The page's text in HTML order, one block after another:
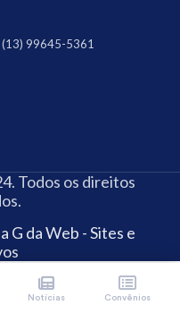
(13) 99645-5361
Todos os direitos
G da Web - Sites e
Notícias Convênios